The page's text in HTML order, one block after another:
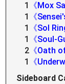
1
《Mox
1
《
1
《Sol
1
《Soul-
2 《Oath
1
《
Sideboard